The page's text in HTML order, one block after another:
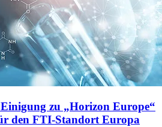
zu „Horizon Europe“
den FTI-Standort Europa